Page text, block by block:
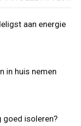
aan energie
in huis nemen
goed isoleren?